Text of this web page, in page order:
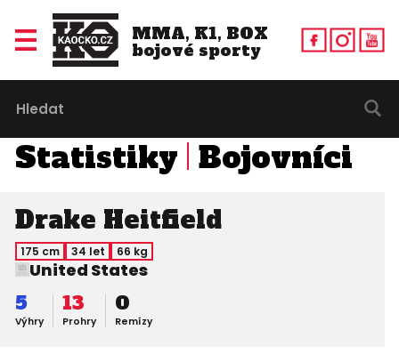
MMA, K1, BOX
bojové sporty
Statistiky Bojovníci
Drake Heitfield
175 cm 34 let 66 kg
United States
Výhry
5
Prohry
13
Remízy
0